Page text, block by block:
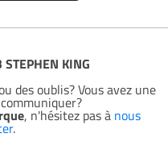
STEPHEN KING
des oublis? Vous avez une
, n'hésitez pas à nous
.